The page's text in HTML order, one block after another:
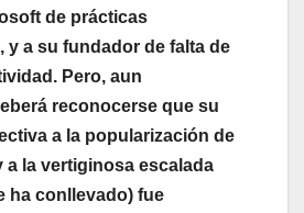
de prácticas
y a su fundador de falta de
Pero, aun
reconocerse que su
a la popularización de
a la vertiginosa escalada
ha conllevado) fue